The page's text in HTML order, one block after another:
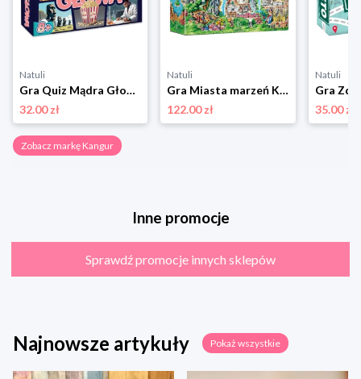
Natuli
Gra Quiz Mądra Głowa Kangur
32.00 zł
Natuli
Gra Miasta marzeń Kangur
122.00 zł
Natuli
35.00 zł
Zobacz markę Kangur
Inne promocje
Sprawdź promocje innych sklepów
Najnowsze artykuły Pokaż wszystkie